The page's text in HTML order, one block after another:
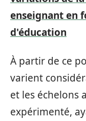
enseignant en
d'éducation
À partir de ce
varient
et les échelons
expérimenté,